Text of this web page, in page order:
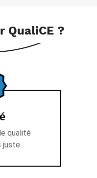
QualiCE ?
qualité
juste